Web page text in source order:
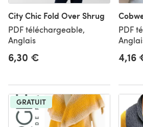
City Chic Fold Over Shrug
PDF téléchargeable,
Anglais
6,30 €
PDF
4,16
GRATUIT